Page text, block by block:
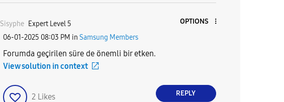
Sisyphe Expert Level 5
OPTIONS
‎06-01-2025 08:03 PM in Samsung Members
Forumda geçirilen süre de önemli bir etken.
View solution in context
2 Likes REPLY